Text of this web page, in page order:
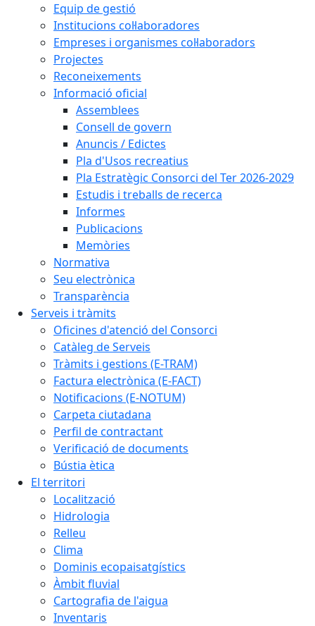
Equip de gestió
Institucions col·laboradores
Empreses i organismes col·laboradors
Projectes
Reconeixements
Informació oficial
Assemblees
Consell de govern
Anuncis / Edictes
Pla d'Usos recreatius
Pla Estratègic Consorci del Ter 2026-2029
Estudis i treballs de recerca
Informes
Publicacions
Memòries
Normativa
Seu electrònica
Transparència
Serveis i tràmits
Oficines d'atenció del Consorci
Catàleg de Serveis
Tràmits i gestions (E-TRAM)
Factura electrònica (E-FACT)
Notificacions (E-NOTUM)
Carpeta ciutadana
Perfil de contractant
Verificació de documents
Bústia ètica
El territori
Localització
Hidrologia
Relleu
Clima
Dominis ecopaisatgístics
Àmbit fluvial
Cartografia de l'aigua
Inventaris